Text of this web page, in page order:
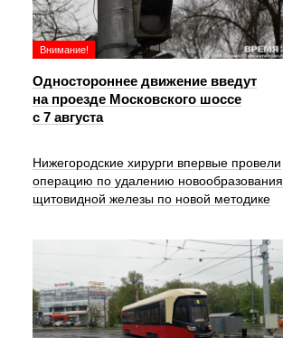
Внимание!
Одностороннее движение введут
на проезде Московского шоссе
с 7 августа
Нижегородские хирурги впервые провели
операцию по удалению новообразования
щитовидной железы по новой методике